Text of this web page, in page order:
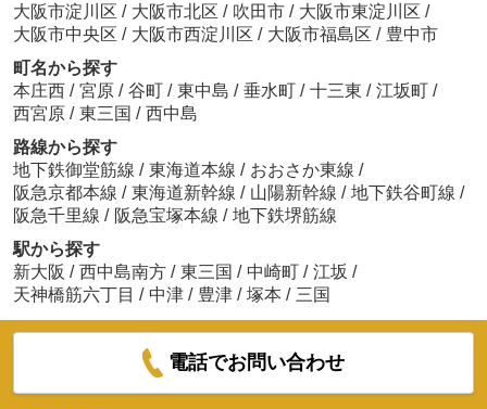
大阪市淀川区 / 大阪市北区 / 吹田市 / 大阪市東淀川区 /
大阪市中央区 / 大阪市西淀川区 / 大阪市福島区 / 豊中市
町名から探す
本庄西 / 宮原 / 谷町 / 東中島 / 垂水町 / 十三東 / 江坂町 /
西宮原 / 東三国 / 西中島
路線から探す
地下鉄御堂筋線 / 東海道本線 / おおさか東線 /
阪急京都本線 / 東海道新幹線 / 山陽新幹線 / 地下鉄谷町線 /
阪急千里線 / 阪急宝塚本線 / 地下鉄堺筋線
駅から探す
新大阪 / 西中島南方 / 東三国 / 中崎町 / 江坂 /
天神橋筋六丁目 / 中津 / 豊津 / 塚本 / 三国
電話でお問い合わせ